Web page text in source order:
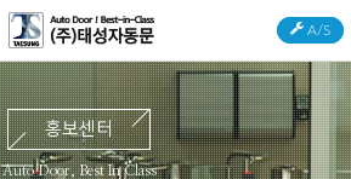
A/S
홍보센터
Auto Door, Best In Class